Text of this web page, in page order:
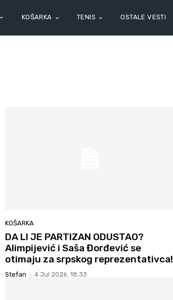
KOŠARKA TENIS OSTALE VESTI
KOŠARKA
DA LI JE PARTIZAN ODUSTAO?
Alimpijević i Saša Đorđević se
otimaju za srpskog reprezentativca!
Stefan - 4 Jul 2026. 18:33